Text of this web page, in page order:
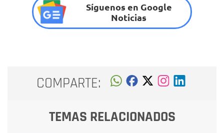
Síguenos en Google
Noticias
COMPARTE:
TEMAS RELACIONADOS